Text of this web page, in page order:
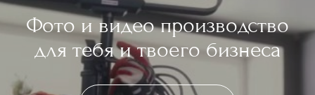
Фото и видео производство
для тебя и твоего бизнеса